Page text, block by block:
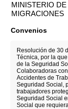
MINISTERIO
MIGRACIONES
Convenios
Resolución de 30
Técnica, por la
de la Seguridad
Colaboradoras
Accidentes de
Seguridad Social,
trabajadores
Seguridad Social
Social que